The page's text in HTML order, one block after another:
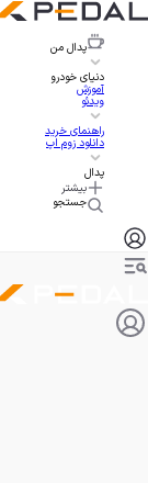
پدال من
دنیای خودرو
آموزش
ویدئو
راهنمای خرید
دانلود زوم اپ
پدال
بیشتر
جستجو